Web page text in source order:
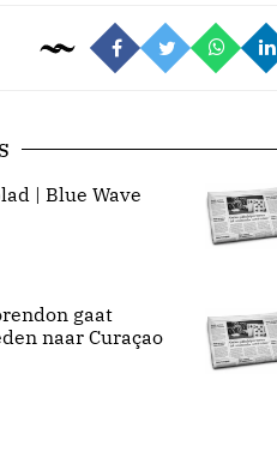
| Blue Wave
gaat
naar Curaçao